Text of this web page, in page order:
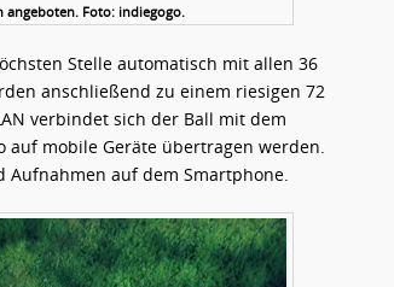
angeboten. Foto: indiegogo.
Stelle automatisch mit allen 36
anschließend zu einem riesigen 72
verbindet sich der Ball mit dem
auf mobile Geräte übertragen werden.
Aufnahmen auf dem Smartphone.